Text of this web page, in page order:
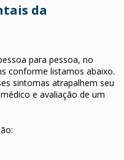
da
para pessoa, no
conforme listamos abaixo.
sintomas atrapalhem seu
e avaliação de um